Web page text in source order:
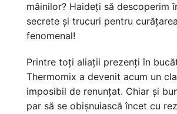
mâinilor? Haideți să descoperim
secrete și trucuri pentru
fenomenal!
Printre toți aliații prezenți în
Thermomix a devenit acum un
imposibil de renunțat. Chiar și
par să se obișnuiască încet cu